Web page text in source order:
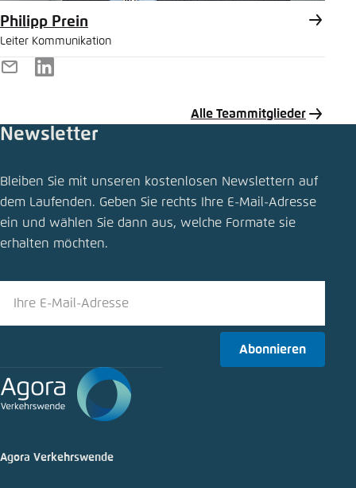
Philipp Prein
Leiter Kommunikation
E-
LinkedIn
Alle Teammitglieder
Elektroautos: Kaufpreise und Gesamtkosten
erreichen Niveau von Benzin- und Diesel-Pkw
Schliessen
In die Zwischenablage kopieren
Newsletter
Bleiben Sie mit unseren kostenlosen Newslettern auf
dem Laufenden. Geben Sie rechts Ihre E-Mail-Adresse
ein und wählen Sie dann aus, welche Formate sie
erhalten möchten.
Abonnieren
Agora Verkehrswende